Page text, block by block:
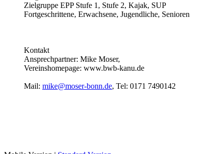
Zielgruppe EPP Stufe 1, Stufe 2, Kajak, SUP
Fortgeschrittene, Erwachsene, Jugendliche, Senioren
Kontakt
Ansprechpartner: Mike Moser,
Vereinshomepage: www.bwb-kanu.de
Mail: mike@moser-bonn.de, Tel: 0171 7490142